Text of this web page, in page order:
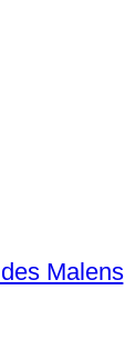
Malens